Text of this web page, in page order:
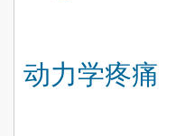
动力学疼痛